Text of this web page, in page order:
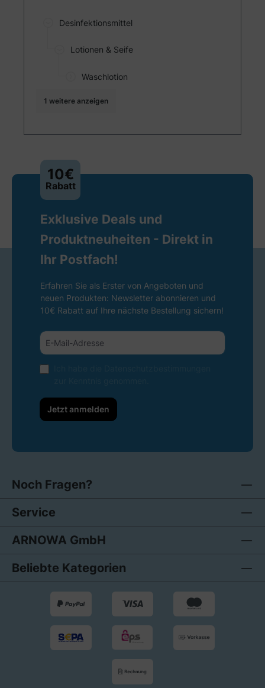
Desinfektionsmittel
Lotionen & Seife
Waschlotion
1 weitere anzeigen
10€
Rabatt
Exklusive Deals und
Produktneuheiten - Direkt in
Ihr Postfach!
Erfahren Sie als Erster von Angeboten und
neuen Produkten: Newsletter abonnieren und
10€ Rabatt auf Ihre nächste Bestellung sichern!
Jetzt anmelden
Noch Fragen?
Service
ARNOWA GmbH
Beliebte Kategorien